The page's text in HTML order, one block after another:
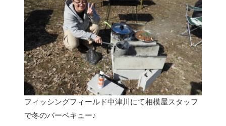
(例)エサ釣り専用釣り場の場合
(例)ルアー・フライ・テンカラ、いずれ
かが可能な釣り場の場合
(例)共通している事項
マナー
釣り場が混んでいる時は先行者に一声
かけてから入ること
フィッシングフィールド中津川にて相模屋スタッフ
で冬のバーベキュー♪